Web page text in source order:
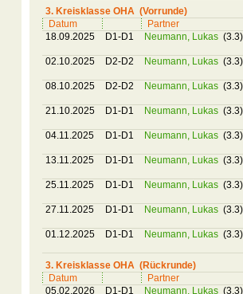
3. Kreisklasse OHA (Vorrunde)
Datum
Partner
18.09.2025
D1-D1 Neumann, Lukas (3.3)
02.10.2025 D2-D2 Neumann, Lukas (3.3)
08.10.2025 D2-D2 Neumann, Lukas (3.3)
21.10.2025 D1-D1 Neumann, Lukas (3.3)
04.11.2025 D1-D1 Neumann, Lukas (3.3)
13.11.2025 D1-D1 Neumann, Lukas (3.3)
25.11.2025 D1-D1 Neumann, Lukas (3.3)
27.11.2025 D1-D1 Neumann, Lukas (3.3)
01.12.2025 D1-D1 Neumann, Lukas (3.3)
3. Kreisklasse OHA (Rückrunde)
Datum
Partner
05.02.2026
D1-D1 Neumann, Lukas (3.3)